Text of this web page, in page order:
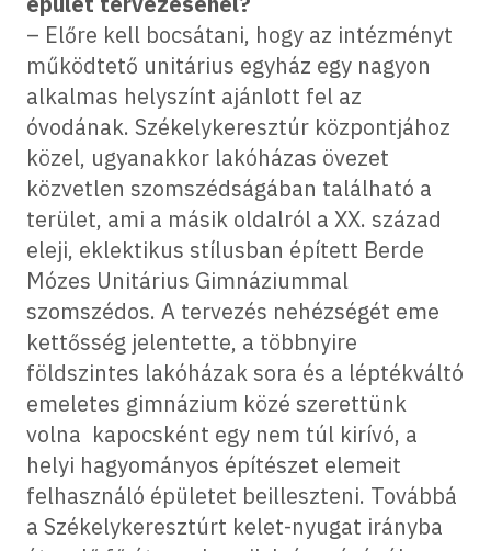
– Előre kell bocsátani, hogy az intézményt
működtető unitárius egyház egy nagyon
alkalmas helyszínt ajánlott fel az
óvodának. Székelykeresztúr központjához
közel, ugyanakkor lakóházas övezet
közvetlen szomszédságában található a
terület, ami a másik oldalról a XX. század
eleji, eklektikus stílusban épített Berde
Mózes Unitárius Gimnáziummal
szomszédos. A tervezés nehézségét eme
kettősség jelentette, a többnyire
földszintes lakóházak sora és a léptékváltó
emeletes gimnázium közé szerettünk
volna kapocsként egy nem túl kirívó, a
helyi hagyományos építészet elemeit
felhasználó épületet beilleszteni. Továbbá
a Székelykeresztúrt kelet-nyugat irányba